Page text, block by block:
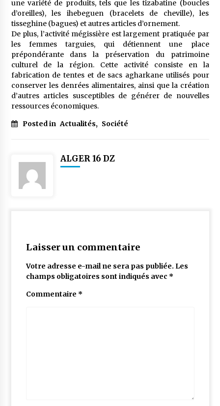
une variété de produits, tels que les tizabatine (boucles
d’oreilles), les ihebeguen (bracelets de cheville), les
tisseghine (bagues) et autres articles d’ornement.
De plus, l’activité mégissière est largement pratiquée par
les femmes targuies, qui détiennent une place
prépondérante dans la préservation du patrimoine
culturel de la région. Cette activité consiste en la
fabrication de tentes et de sacs agharkane utilisés pour
conserver les denrées alimentaires, ainsi que la création
d’autres articles susceptibles de générer de nouvelles
ressources économiques.
Posted in Actualités, Société
ALGER 16 DZ
Laisser un commentaire
Votre adresse e-mail ne sera pas publiée. Les
champs obligatoires sont indiqués avec *
Commentaire *